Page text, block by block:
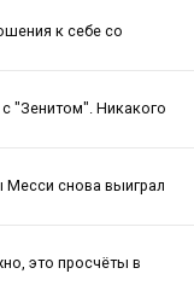
к себе со
"Зенитом". Никакого
Месси снова выиграл
это просчёты в